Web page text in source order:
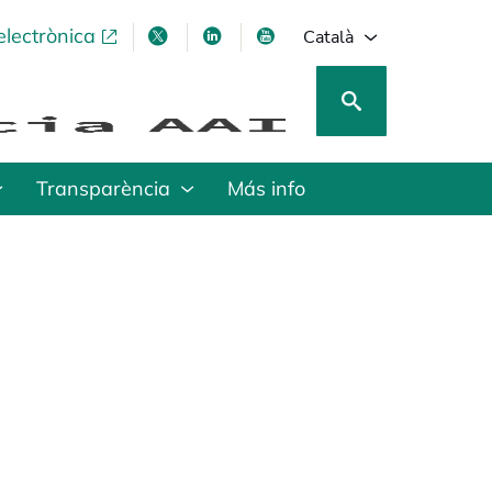
opens in a new tabopens in a new tab
opens in a new tab
opens in a new tab
Català
Transparència Más info